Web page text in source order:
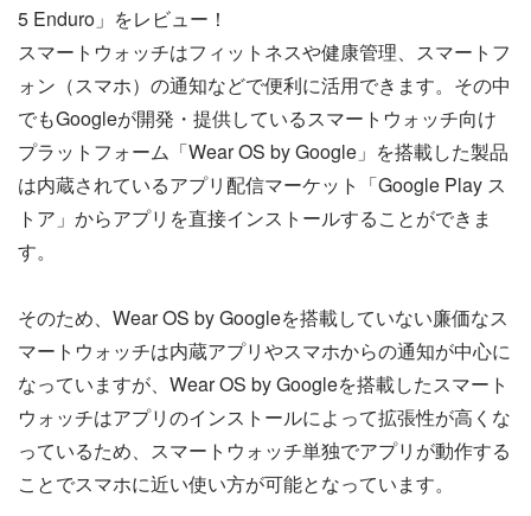
5 Enduro」をレビュー！
スマートウォッチはフィットネスや健康管理、スマートフ
ォン（スマホ）の通知などで便利に活用できます。その中
でもGoogleが開発・提供しているスマートウォッチ向け
プラットフォーム「Wear OS by Google」を搭載した製品
は内蔵されているアプリ配信マーケット「Google Play ス
トア」からアプリを直接インストールすることができま
す。
そのため、Wear OS by Googleを搭載していない廉価なス
マートウォッチは内蔵アプリやスマホからの通知が中心に
なっていますが、Wear OS by Googleを搭載したスマート
ウォッチはアプリのインストールによって拡張性が高くな
っているため、スマートウォッチ単独でアプリが動作する
ことでスマホに近い使い方が可能となっています。